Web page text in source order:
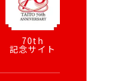
70th
記念サイト